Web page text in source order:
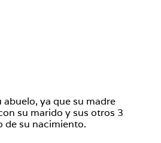
ya que su madre
su marido y sus otros 3
de su nacimiento.